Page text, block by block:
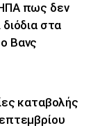
πως δεν
διόδια στα
Βανς
καταβολής